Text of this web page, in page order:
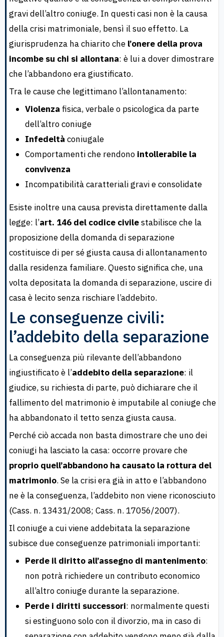
gravi dell’altro coniuge. In questi casi non è la causa
della crisi matrimoniale, bensì il suo effetto. La
giurisprudenza ha chiarito che l’onere della prova
incombe su chi si allontana: è lui a dover dimostrare
che l’abbandono era giustificato.
Tra le cause che legittimano l’allontanamento:
Violenza fisica, verbale o psicologica da parte
dell’altro coniuge
Infedeltà coniugale
Comportamenti che rendono intollerabile la
convivenza
Incompatibilità caratteriali gravi e consolidate
Esiste inoltre una causa prevista direttamente dalla
legge: l’art. 146 del codice civilestabilisce che la
proposizione della domanda di separazione
costituisce di per sé giusta causa di allontanamento
dalla residenza familiare. Questo significa che, una
volta depositata la domanda di separazione, uscire di
casa è lecito senza rischiare l’addebito.
Le conseguenze civili:
l’addebito della separazione
La conseguenza più rilevante dell’abbandono
ingiustificato è l’addebito della separazione: il
giudice, su richiesta di parte, può dichiarare che il
fallimento del matrimonio è imputabile al coniuge che
ha abbandonato il tetto senza giusta causa.
Perché ciò accada non basta dimostrare che uno dei
coniugi ha lasciato la casa: occorre provare che
proprio quell’abbandono ha causato la rottura del
matrimonio. Se la crisi era già in atto e l’abbandono
ne è la conseguenza, l’addebito non viene riconosciuto
(Cass. n. 13431/2008; Cass. n. 17056/2007).
Il coniuge a cui viene addebitata la separazione
subisce due conseguenze patrimoniali importanti:
Perde il diritto all’assegno di mantenimento:
non potrà richiedere un contributo economico
all’altro coniuge durante la separazione.
Perde i diritti successori: normalmente questi
si estinguono solo con il divorzio, ma in caso di